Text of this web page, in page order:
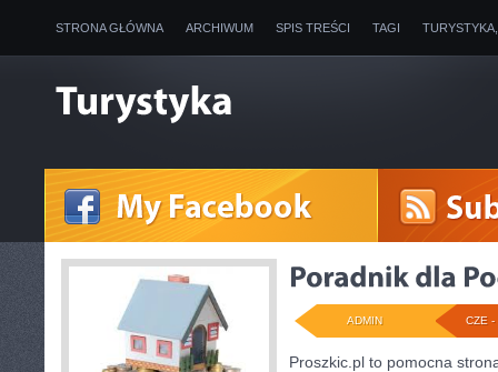
STRONA GŁÓWNA ARCHIWUM SPIS TREŚCI TAGI
CZE -
ADMIN
Proszkic.pl to pomocna